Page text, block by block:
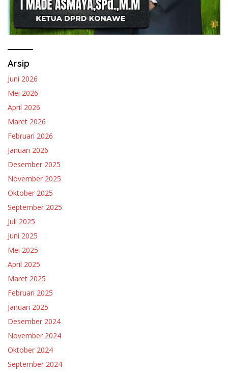
Arsip
Juni 2026
Mei 2026
April 2026
Maret 2026
Februari 2026
Januari 2026
Desember 2025
November 2025
Oktober 2025
September 2025
Juli 2025
Juni 2025
Mei 2025
April 2025
Maret 2025
Februari 2025
Januari 2025
Desember 2024
November 2024
Oktober 2024
September 2024